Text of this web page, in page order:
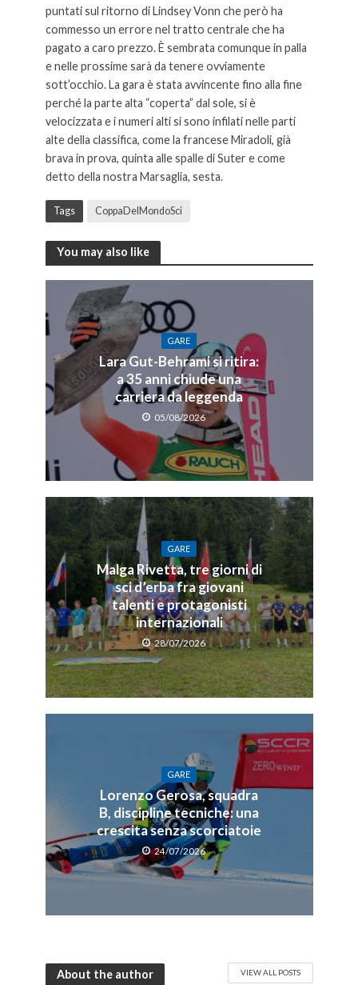
puntati sul ritorno di Lindsey Vonn che però ha
commesso un errore nel tratto centrale che ha
pagato a caro prezzo. È sembrata comunque in palla
e nelle prossime sarà da tenere ovviamente
sott’occhio. La gara è stata avvincente fino alla fine
perché la parte alta “coperta” dal sole, si è
velocizzata e i numeri alti si sono infilati nelle parti
alte della classifica, come la francese Miradoli, già
brava in prova, quinta alle spalle di Suter e come
detto della nostra Marsaglia, sesta.
Tags CoppaDelMondoSci
You may also like
GARE
Lara Gut-Behrami si ritira:
a 35 anni chiude una
carriera da leggenda
05/08/2026
GARE
Malga Rivetta, tre giorni di
sci d’erba fra giovani
talenti e protagonisti
internazionali
28/07/2026
GARE
Lorenzo Gerosa, squadra
B, discipline tecniche: una
crescita senza scorciatoie
24/07/2026
About the author VIEW ALL POSTS